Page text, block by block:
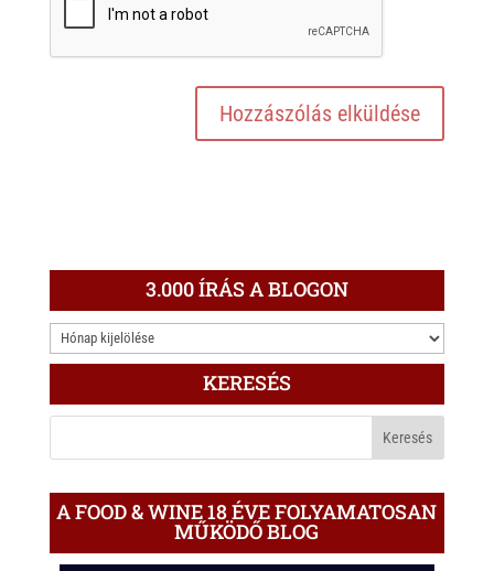
3.000 ÍRÁS A BLOGON
3.000
ÍRÁS
KERESÉS
A FOOD & WINE 18 ÉVE FOLYAMATOSAN
MŰKÖDŐ BLOG